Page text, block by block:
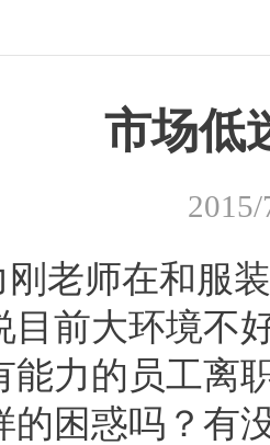
市场低
刚老师在和服
目前大环境不
能力的员工离
的困惑吗？有